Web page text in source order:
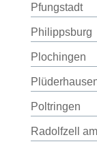
Pfungstadt
Philippsburg
Plochingen
Poltringen
Radolfzell